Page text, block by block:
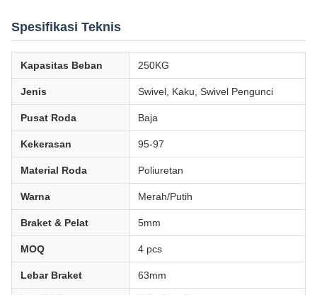
Spesifikasi Teknis
Kapasitas Beban 250KG
Jenis Swivel, Kaku, Swivel Pengunci
Pusat Roda Baja
Kekerasan 95-97
Material Roda Poliuretan
Warna Merah/Putih
Braket & Pelat 5mm
MOQ 4 pcs
Lebar Braket 63mm